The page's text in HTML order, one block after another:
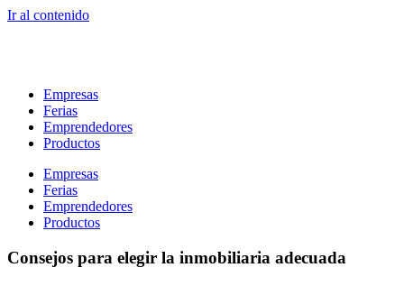
Ir al contenido
Empresas
Ferias
Emprendedores
Productos
Empresas
Ferias
Emprendedores
Productos
Consejos para elegir la inmobiliaria adecuada